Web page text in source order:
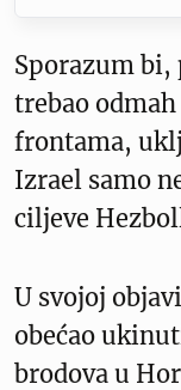
Sporazum
trebao
frontama,
Izrael samo
ciljeve
U svojoj
obećao
brodova u